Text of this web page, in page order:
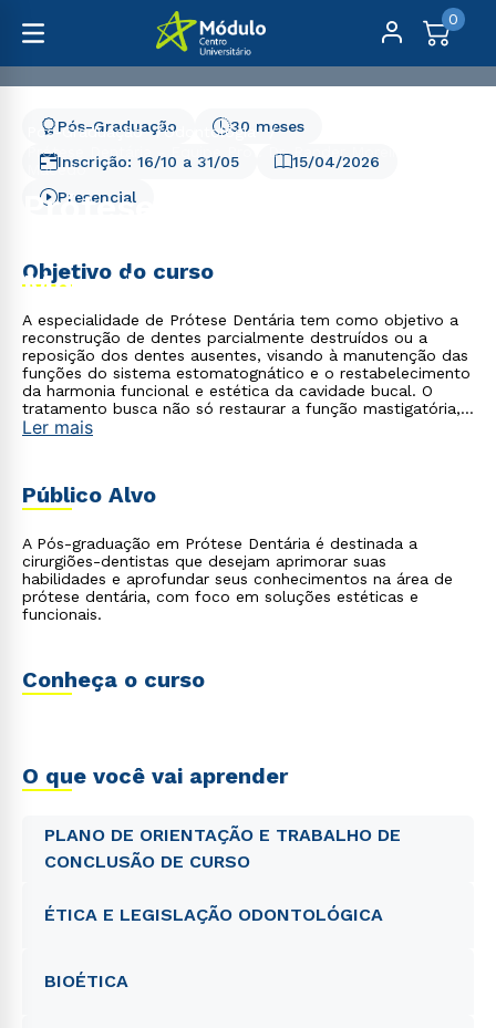
0
Pós-Graduação
Odontologia
Prótese Dentária - Equipe Prof. Dr. Rander Moreira
Macedo
Prótese Dentária - Equipe
Macedo
15/04/2026
30 meses
Pós-Graduação
Presencial
Inscrição: 16/10 a 31/05
Objetivo do curso
A especialidade de Prótese Dentária tem como objetivo a
reconstrução de dentes parcialmente destruídos ou a
reposição dos dentes ausentes, visando à manutenção das
funções do sistema estomatognático e o restabelecimento
da harmonia funcional e estética da cavidade bucal. O
tratamento busca não só restaurar a função mastigatória,
mas também proporcionar saúde bucal, conforto e
práticas, é obrigatório que o aluno possua registro ativo no
CRO (documento comprobatório)
Ler mais
Público Alvo
A Pós-graduação em Prótese Dentária é destinada a
cirurgiões-dentistas que desejam aprimorar suas
habilidades e aprofundar seus conhecimentos na área de
prótese dentária, com foco em soluções estéticas e
funcionais.
Conheça o curso
O que você vai aprender
PLANO DE ORIENTAÇÃO E TRABALHO DE
CONCLUSÃO DE CURSO
ÉTICA E LEGISLAÇÃO ODONTOLÓGICA
BIOÉTICA